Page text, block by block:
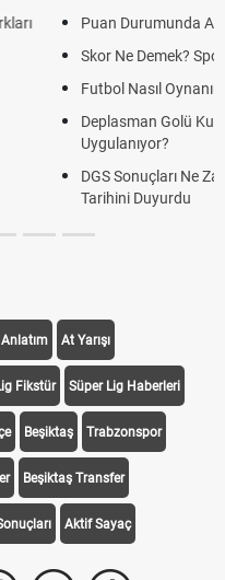
Kısaltmalar Ne Anlama Gelir?
Kavramları
Kuralları
Organizasyonlarda
2026? ÖSYM Sonuç
At Yarışı
Fikstür Süper Lig Haberleri
Beşiktaş Trabzonspor
Beşiktaş Transfer
Aktif Sayaç